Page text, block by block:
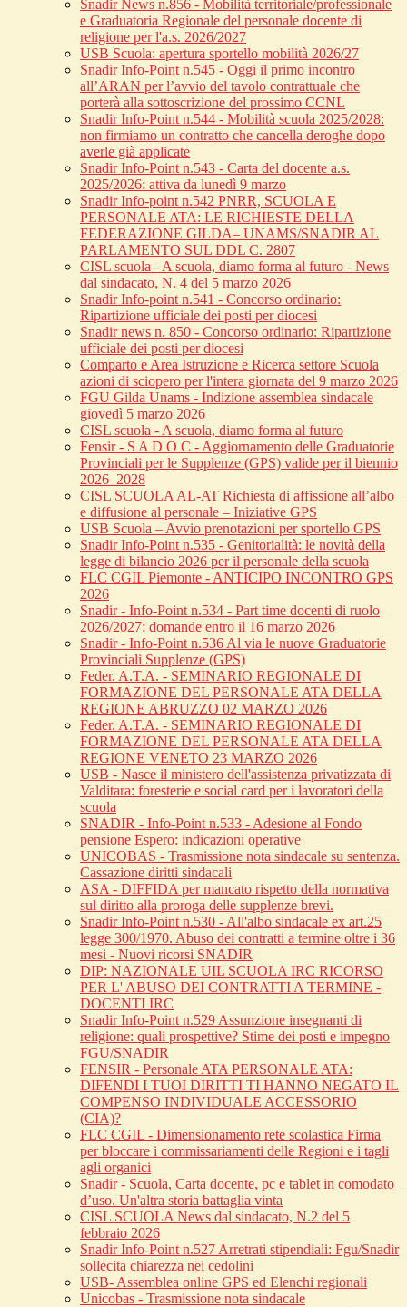
Snadir News n.856 - Mobilità territoriale/professionale
e Graduatoria Regionale del personale docente di
religione per l'a.s. 2026/2027
USB Scuola: apertura sportello mobilità 2026/27
Snadir Info-Point n.545 - Oggi il primo incontro
all’ARAN per l’avvio del tavolo contrattuale che
porterà alla sottoscrizione del prossimo CCNL
Snadir Info-Point n.544 - Mobilità scuola 2025/2028:
non firmiamo un contratto che cancella deroghe dopo
averle già applicate
Snadir Info-Point n.543 - Carta del docente a.s.
2025/2026: attiva da lunedì 9 marzo
Snadir Info-point n.542 PNRR, SCUOLA E
PERSONALE ATA: LE RICHIESTE DELLA
FEDERAZIONE GILDA– UNAMS/SNADIR AL
PARLAMENTO SUL DDL C. 2807
CISL scuola - A scuola, diamo forma al futuro - News
dal sindacato, N. 4 del 5 marzo 2026
Snadir Info-point n.541 - Concorso ordinario:
Ripartizione ufficiale dei posti per diocesi
Snadir news n. 850 - Concorso ordinario: Ripartizione
ufficiale dei posti per diocesi
Comparto e Area Istruzione e Ricerca settore Scuola
azioni di sciopero per l'intera giornata del 9 marzo 2026
FGU Gilda Unams - Indizione assemblea sindacale
giovedì 5 marzo 2026
CISL scuola - A scuola, diamo forma al futuro
Fensir - S A D O C - Aggiornamento delle Graduatorie
Provinciali per le Supplenze (GPS) valide per il biennio
2026–2028
CISL SCUOLA AL-AT Richiesta di affissione all’albo
e diffusione al personale – Iniziative GPS
USB Scuola – Avvio prenotazioni per sportello GPS
Snadir Info-Point n.535 - Genitorialità: le novità della
legge di bilancio 2026 per il personale della scuola
FLC CGIL Piemonte - ANTICIPO INCONTRO GPS
2026
Snadir - Info-Point n.534 - Part time docenti di ruolo
2026/2027: domande entro il 16 marzo 2026
Snadir - Info-Point n.536 Al via le nuove Graduatorie
Provinciali Supplenze (GPS)
Feder. A.T.A. - SEMINARIO REGIONALE DI
FORMAZIONE DEL PERSONALE ATA DELLA
REGIONE ABRUZZO 02 MARZO 2026
Feder. A.T.A. - SEMINARIO REGIONALE DI
FORMAZIONE DEL PERSONALE ATA DELLA
REGIONE VENETO 23 MARZO 2026
USB - Nasce il ministero dell'assistenza privatizzata di
Valditara: foresterie e social card per i lavoratori della
scuola
SNADIR - Info-Point n.533 - Adesione al Fondo
pensione Espero: indicazioni operative
UNICOBAS - Trasmissione nota sindacale su sentenza.
Cassazione diritti sindacali
ASA - DIFFIDA per mancato rispetto della normativa
sul diritto alla proroga delle supplenze brevi.
Snadir Info-Point n.530 - All'albo sindacale ex art.25
legge 300/1970. Abuso dei contratti a termine oltre i 36
mesi - Nuovi ricorsi SNADIR
DIP: NAZIONALE UIL SCUOLA IRC RICORSO
PER L' ABUSO DEI CONTRATTI A TERMINE -
DOCENTI IRC
Snadir Info-Point n.529 Assunzione insegnanti di
religione: quali prospettive? Stime dei posti e impegno
FGU/SNADIR
FENSIR - Personale ATA PERSONALE ATA:
DIFENDI I TUOI DIRITTI TI HANNO NEGATO IL
COMPENSO INDIVIDUALE ACCESSORIO
(CIA)?
FLC CGIL - Dimensionamento rete scolastica Firma
per bloccare i commissariamenti delle Regioni e i tagli
agli organici
Snadir - Scuola, Carta docente, pc e tablet in comodato
d’uso. Un'altra storia battaglia vinta
CISL SCUOLA News dal sindacato, N.2 del 5
febbraio 2026
Snadir Info-Point n.527 Arretrati stipendiali: Fgu/Snadir
sollecita chiarezza nei cedolini
USB- Assemblea online GPS ed Elenchi regionali
Unicobas - Trasmissione nota sindacale